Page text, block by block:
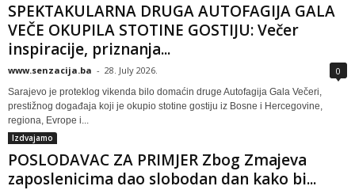
SPEKTAKULARNA DRUGA AUTOFAGIJA GALA
VEČE OKUPILA STOTINE GOSTIJU: Večer
inspiracije, priznanja...
www.senzacija.ba - 28. July 2026. 0
Sarajevo je proteklog vikenda bilo domaćin druge Autofagija Gala Večeri,
prestižnog događaja koji je okupio stotine gostiju iz Bosne i Hercegovine,
regiona, Evrope i...
Izdvajamo
POSLODAVAC ZA PRIMJER Zbog Zmajeva
zaposlenicima dao slobodan dan kako bi...